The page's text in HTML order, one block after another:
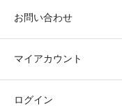
お問い合わせ
マイアカウント
ログイン